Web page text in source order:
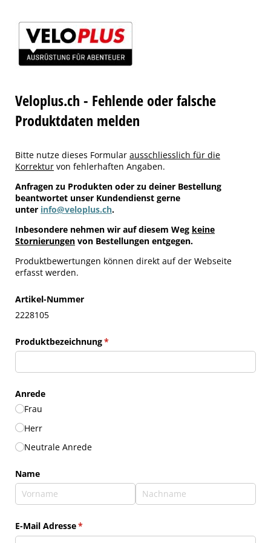
Veloplus.ch - Fehlende oder falsche
Produktdaten melden
Bitte nutze dieses Formular ausschliesslich für die
Korrektur von fehlerhaften Angaben.
Anfragen zu Produkten oder zu deiner Bestellung
beantwortet unser Kundendienst gerne
unter info@veloplus.ch.
Inbesondere nehmen wir auf diesem Weg keine
Stornierungen von Bestellungen entgegen.
Produktbewertungen können direkt auf der Webseite
erfasst werden.
Artikel-Nummer
2228105
Produktbezeichnung*
(erforderlich)
Anrede
Frau
Herr
Neutrale Anrede
Name
E-Mail Adresse*
(erforderlich)